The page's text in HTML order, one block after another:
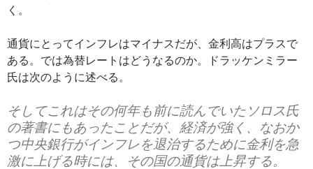
く。
通貨にとってインフレはマイナスだが、金利高はプラスで
ある。では為替レートはどうなるのか。ドラッケンミラー
氏は次のように述べる。
そしてこれはその何年も前に読んでいたソロス氏
の著書にもあったことだが、経済が強く、なおか
つ中央銀行がインフレを退治するために金利を急
激に上げる時には、その国の通貨は上昇する。